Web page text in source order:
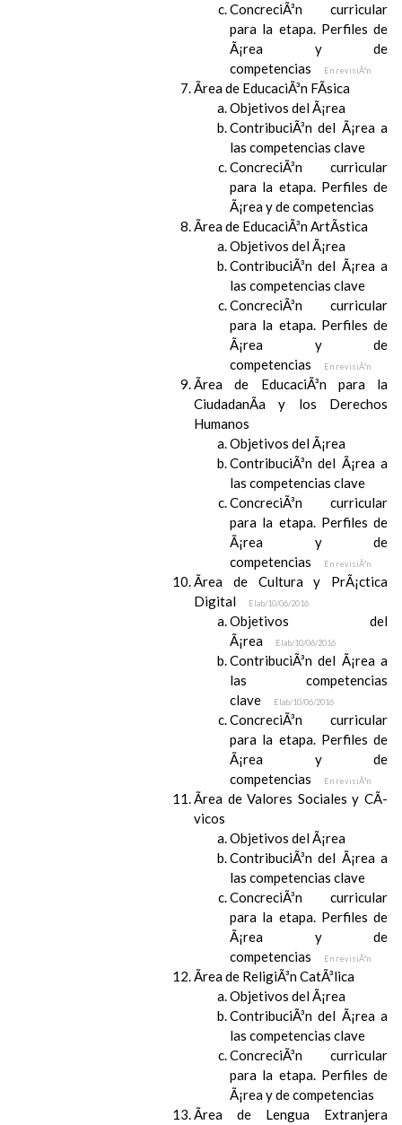
ConcreciÃ³n curricular
para la etapa. Perfiles de
Ã¡rea y de
competencias
En revisiÃ³n
Ãrea de EducaciÃ³n FÃ­sica
Objetivos del Ã¡rea
ContribuciÃ³n del Ã¡rea a
las competencias clave
ConcreciÃ³n curricular
para la etapa. Perfiles de
Ã¡rea y de competencias
Ãrea de EducaciÃ³n ArtÃ­stica
Objetivos del Ã¡rea
ContribuciÃ³n del Ã¡rea a
las competencias clave
ConcreciÃ³n curricular
para la etapa. Perfiles de
Ã¡rea y de
competencias
En revisiÃ³n
Ãrea de EducaciÃ³n para la
CiudadanÃ­a y los Derechos
Humanos
Objetivos del Ã¡rea
ContribuciÃ³n del Ã¡rea a
las competencias clave
ConcreciÃ³n curricular
para la etapa. Perfiles de
Ã¡rea y de
competencias
En revisiÃ³n
Ãrea de Cultura y PrÃ¡ctica
Digital
Elab/10/06/2016
Objetivos del
Ã¡rea
Elab/10/06/2016
ContribuciÃ³n del Ã¡rea a
las competencias
clave
Elab/10/06/2016
ConcreciÃ³n curricular
para la etapa. Perfiles de
Ã¡rea y de
competencias
En revisiÃ³n
Ãrea de Valores Sociales y CÃ­
vicos
Objetivos del Ã¡rea
ContribuciÃ³n del Ã¡rea a
las competencias clave
ConcreciÃ³n curricular
para la etapa. Perfiles de
Ã¡rea y de
competencias
En revisiÃ³n
Ãrea de ReligiÃ³n CatÃ³lica
Objetivos del Ã¡rea
ContribuciÃ³n del Ã¡rea a
las competencias clave
ConcreciÃ³n curricular
para la etapa. Perfiles de
Ã¡rea y de competencias
Ãrea de Lengua Extranjera